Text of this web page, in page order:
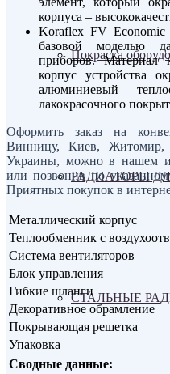
Покраска
РАДИАТОРЫ
СТАЛЬНЫЕ
корпуса –
Koraflex FV Economic
базовой моделью
приборов. Материал
корпус устройства
алюминиевый
лакокрасочного
Оформить заказ на
Винницу, Киев, Житомир,
Украины, можно в нашем
или позвонив по
Приятных покупок в
Металлический корпус
Теплообменник с
Система вентиляторов
Блок управления
Гибкие шланги
Декоративное обрамление
Покрывающая решетка
Упаковка
Сводные данные: